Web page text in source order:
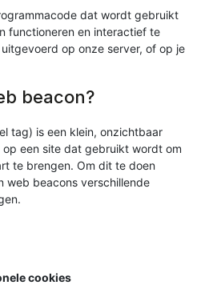
dat wordt gebruikt
functioneren en interactief te
op onze server, of op je
beacon?
tag) is een klein, onzichtbaar
een site dat gebruikt wordt om
te brengen. Om dit te doen
web beacons verschillende
cookies